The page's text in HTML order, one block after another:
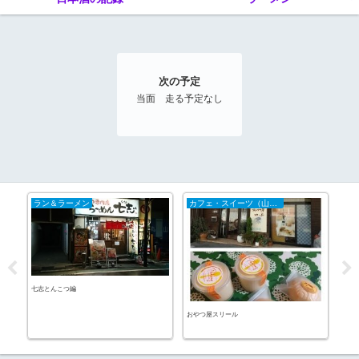
次の予定
当面 走る予定なし
ラン＆ラーメン
七志とんこつ編
おやつ屋スリール